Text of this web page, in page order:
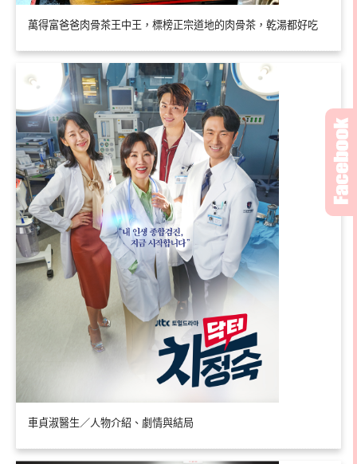
萬得富爸爸肉骨茶王中王，標榜正宗道地的肉骨茶，乾湯都好吃
車貞淑醫生／人物介紹、劇情與結局